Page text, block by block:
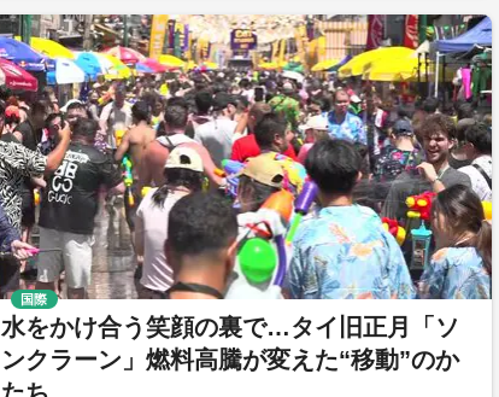
水をかけ合う笑顔の裏で…タイ旧正月「ソ
ンクラーン」燃料高騰が変えた“移動”のか
国際